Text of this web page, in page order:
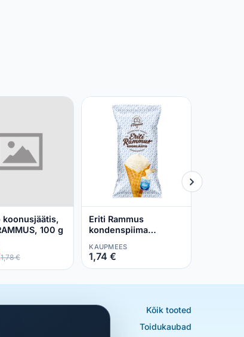
koonusjäätis,
100 g
1,78 €
Eriti Rammus
kondenspiima
100g/200ml
KAUPMEES
1,74 €
Kõik tooted
Toidukaubad